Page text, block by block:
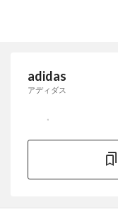
adidas
アディダス